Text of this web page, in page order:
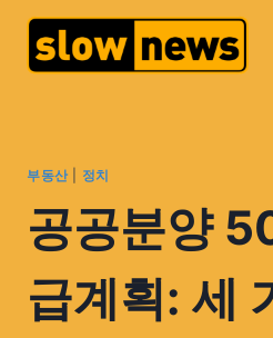
부동산| 정치
공공분양
급계획: 세